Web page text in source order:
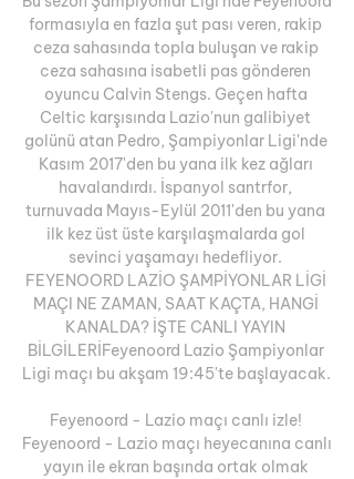
formasıyla en fazla şut pası veren, rakip
ceza sahasında topla buluşan ve rakip
ceza sahasına isabetli pas gönderen
oyuncu Calvin Stengs. Geçen hafta
Celtic karşısında Lazio'nun galibiyet
golünü atan Pedro, Şampiyonlar Ligi'nde
Kasım 2017'den bu yana ilk kez ağları
havalandırdı. İspanyol santrfor,
turnuvada Mayıs-Eylül 2011'den bu yana
ilk kez üst üste karşılaşmalarda gol
sevinci yaşamayı hedefliyor.
FEYENOORD LAZİO ŞAMPİYONLAR LİGİ
MAÇI NE ZAMAN, SAAT KAÇTA, HANGİ
KANALDA? İŞTE CANLI YAYIN
BİLGİLERİFeyenoord Lazio Şampiyonlar
Ligi maçı bu akşam 19:45'te başlayacak.
Feyenoord - Lazio maçı canlı izle!
Feyenoord - Lazio maçı heyecanına canlı
yayın ile ekran başında ortak olmak